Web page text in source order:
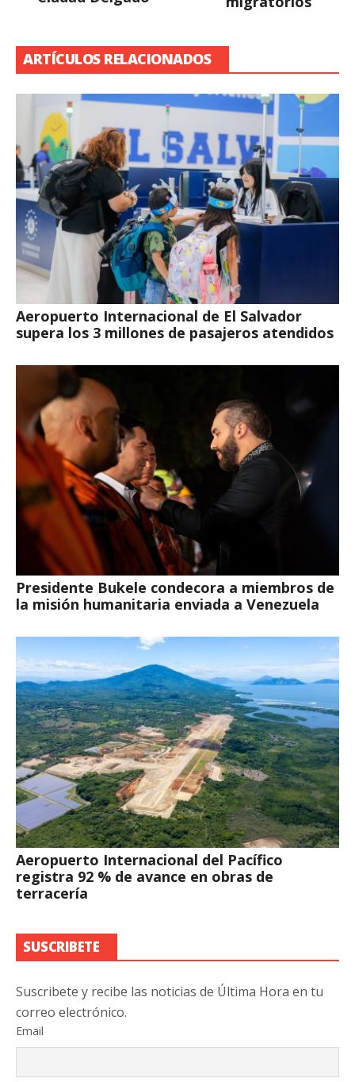
ARTÍCULOS RELACIONADOS
Aeropuerto Internacional de El Salvador
supera los 3 millones de pasajeros atendidos
Presidente Bukele condecora a miembros de
la misión humanitaria enviada a Venezuela
Aeropuerto Internacional del Pacífico
registra 92 % de avance en obras de
terracería
SUSCRIBETE
Suscribete y recibe las noticias de Última Hora en tu
correo electrónico.
Email